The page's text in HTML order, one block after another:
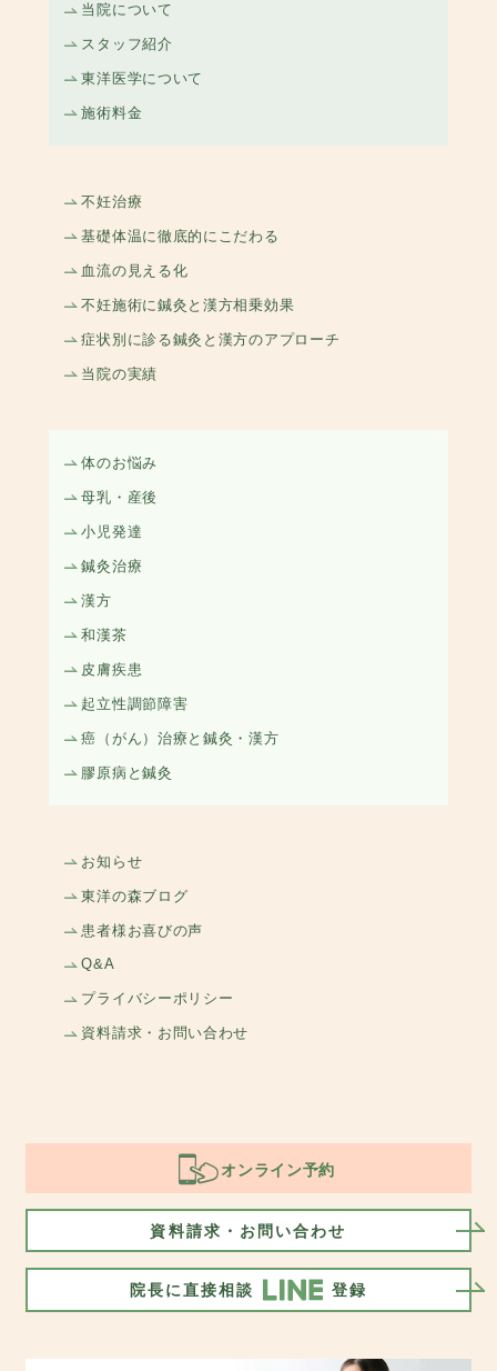
当院について
スタッフ紹介
東洋医学について
施術料金
不妊治療
基礎体温に徹底的にこだわる
血流の見える化
不妊施術に鍼灸と漢方相乗効果
症状別に診る鍼灸と漢方のアプローチ
当院の実績
体のお悩み
母乳・産後
小児発達
鍼灸治療
漢方
和漢茶
皮膚疾患
起立性調節障害
癌（がん）治療と鍼灸・漢方
膠原病と鍼灸
お知らせ
東洋の森ブログ
患者様お喜びの声
Q&A
プライバシーポリシー
資料請求・お問い合わせ
オンライン予約
資料請求・お問い合わせ
院長に直接相談 登録